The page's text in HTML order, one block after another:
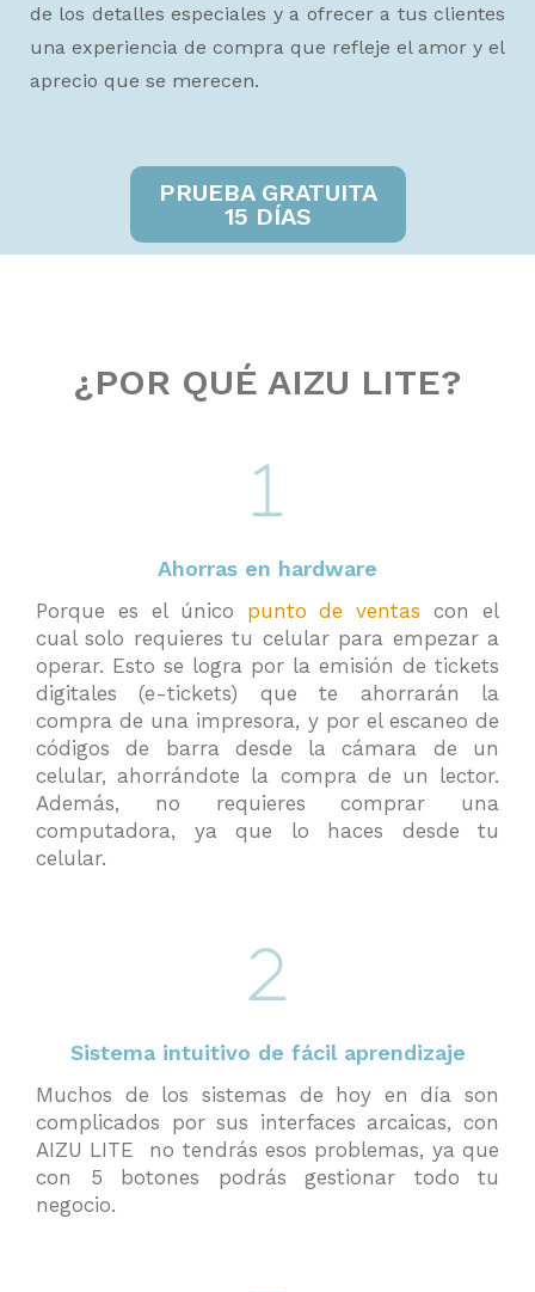
de los detalles especiales y a ofrecer a tus clientes
una experiencia de compra que refleje el amor y el
aprecio que se merecen.
PRUEBA GRATUITA
15 DÍAS
¿POR QUÉ AIZU LITE?
Ahorras en hardware
Porque es el único punto de ventas con el
cual solo requieres tu celular para empezar a
operar. Esto se logra por la emisión de tickets
digitales (e-tickets) que te ahorrarán la
compra de una impresora, y por el escaneo de
códigos de barra desde la cámara de un
celular, ahorrándote la compra de un lector.
Además, no requieres comprar una
computadora, ya que lo haces desde tu
celular.
Sistema intuitivo de fácil aprendizaje
Muchos de los sistemas de hoy en día son
complicados por sus interfaces arcaicas, con
AIZU LITE no tendrás esos problemas, ya que
con 5 botones podrás gestionar todo tu
negocio.